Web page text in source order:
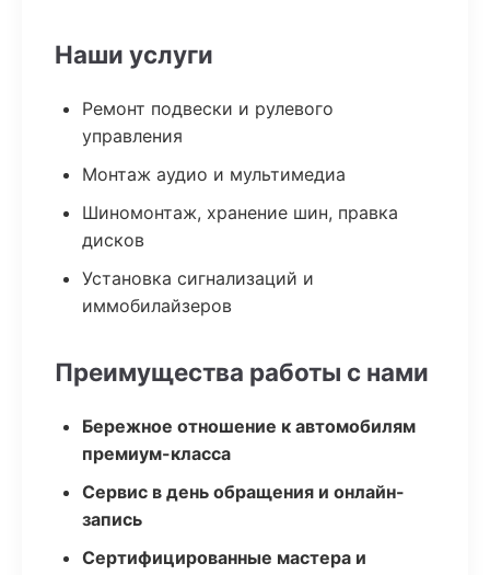
Наши услуги
Ремонт подвески и рулевого
управления
Монтаж аудио и мультимедиа
Шиномонтаж, хранение шин, правка
дисков
Установка сигнализаций и
иммобилайзеров
Преимущества работы с нами
Бережное отношение к автомобилям
премиум-класса
Сервис в день обращения и онлайн-
запись
Сертифицированные мастера и